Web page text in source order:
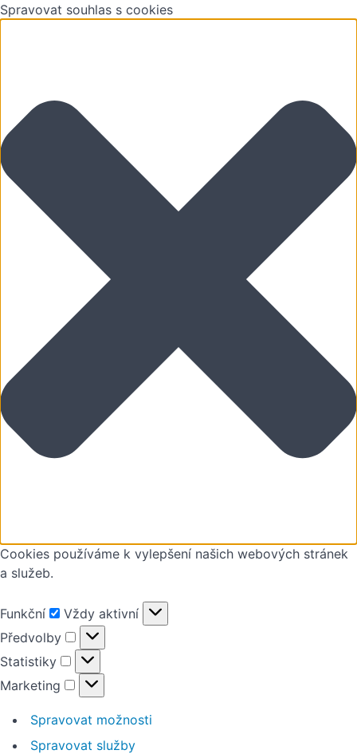
Spravovat souhlas s cookies
Cookies používáme k vylepšení našich webových stránek
a služeb.
Funkční Funkční
Vždy aktivní
Předvolby
Předvolby
Statistiky
Statistiky
Marketing
Marketing
Spravovat možnosti
Spravovat služby
vizualizací s
pluginem
Úvod
renderingu
renderovacích
programů
Výhody a
nevýhody
Plugin
Specifikace
pluginu
Twilight
mezi
hobby a
placenou
verzí
Požadavky
vybavení
(hardware)